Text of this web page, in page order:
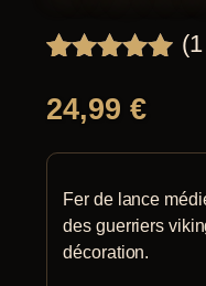
sur 5
basé sur
notation
(1
24,99 €
Fer de lance
des guerriers
décoration.